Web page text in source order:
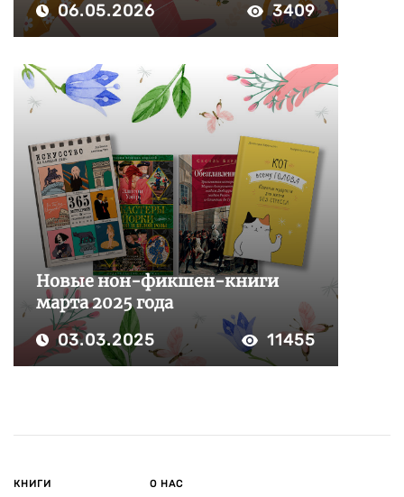
06.05.2026 3409
Новые нон-фикшен-книги
марта 2025 года
03.03.2025 11455
КНИГИ О НАС